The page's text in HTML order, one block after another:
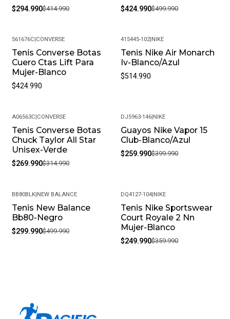
$294.990$414.990 $424.990$499.990
561676C CONVERSE
Tenis Converse Botas
Cuero Ctas Lift Para
Mujer-Blanco
$424.990
415445-102| NIKE
Tenis Nike Air Monarch
Iv-Blanco/Azul
$514.990
-14%
A06563C CONVERSE
Tenis Converse Botas
Chuck Taylor All Star
Unisex-Verde
$269.990$314.990
-35%
DJ5963-146 NIKE
Guayos Nike Vapor 15
Club-Blanco/Azul
$259.990$399.990
-40%
BB80BLK| NEW BALANCE
Tenis New Balance
Bb80-Negro
$299.990$499.990
-31%
DQ4127-104 NIKE
Tenis Nike Sportswear
Court Royale 2 Nn
Mujer-Blanco
$249.990$359.990